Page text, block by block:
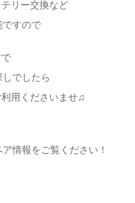
リー交換など
ですので
でしたら
用くださいませ♫
情報をご覧ください！